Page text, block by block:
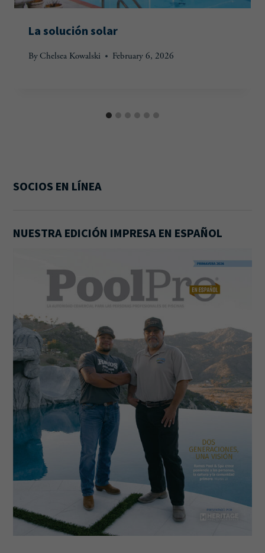
La solución solar
ByChelsea Kowalski February 6, 2026
SOCIOS EN LÍNEA
NUESTRA EDICIÓN IMPRESA EN ESPAÑOL